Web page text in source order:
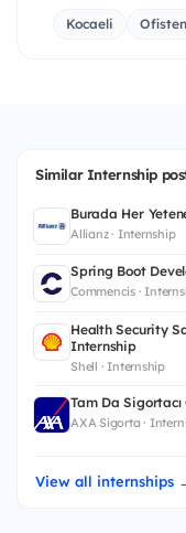
Kocaeli Ofisten
Similar Internship
Burada Her
Allianz · Internship
Spring Boot
Commencis ·
Health Security
Internship
Shell · Internship
Tam Da
AXA Sigorta ·
View all internships